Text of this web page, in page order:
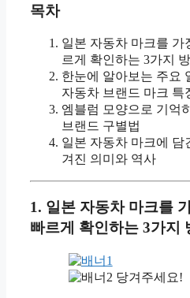
목차
일본 자동차 마크를 가
르게 확인하는 3가지
한눈에 알아보는 주요
자동차 브랜드 마크 특
엠블럼 모양으로 기억
브랜드 구별법
일본 자동차 마크에 담
겨진 의미와 역사
1. 일본 자동차 마크를
빠르게 확인하는 3가지
당겨주세요!